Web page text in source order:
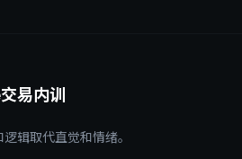
易内训
辑取代直觉和情绪。